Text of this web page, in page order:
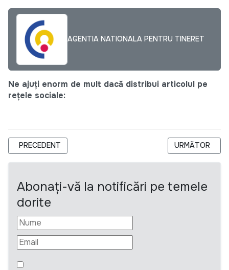
AGENTIA NATIONALA PENTRU TINERET
Ne ajuți enorm de mult dacă distribui articolul pe
rețele sociale:
ARTICOL PRECEDENT: CIVIL SOCIETY AND NON-
PRECEDENT ARTICOLUL
URMĂTOR
Abonați-vă la notificări pe temele
dorite